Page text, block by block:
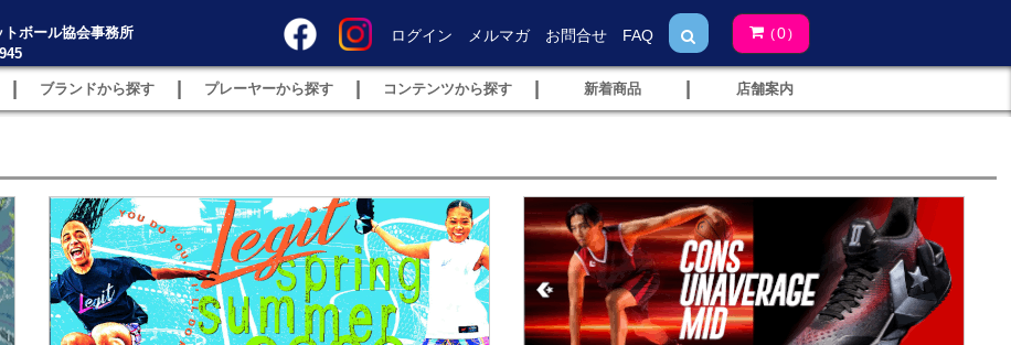
ボール協会事務所
ログイン メルマガ お問合せ FAQ (0)
ブランドから探す プレーヤーから探す コンテンツから探す 新着商品 店舗案内